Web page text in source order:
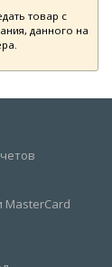
товар с
данного на